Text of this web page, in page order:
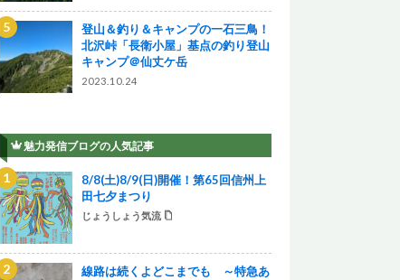
登山＆釣り＆キャンプの一石三鳥！
北沢峠「長衛小屋」基点の釣り登山
キャンプ＠仙丈ケ岳
2023.10.24
魅力発信ブログの人気記事
8/8(土)8/9(日)開催！第65回信州上
田七夕まつり
じょうしょう気流
線路は続くよどこまでも ～特急あ